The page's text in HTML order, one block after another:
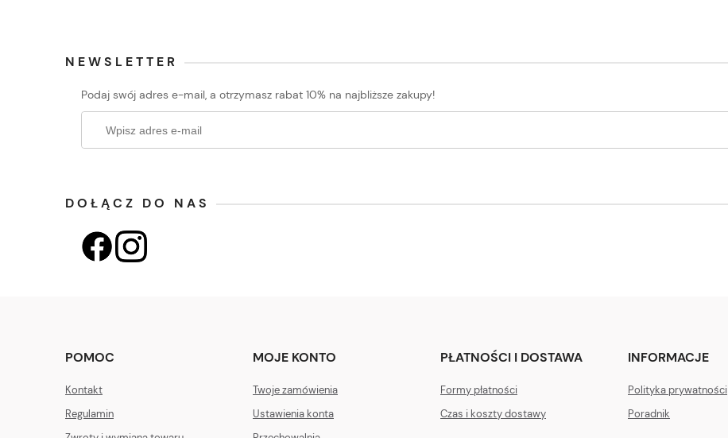
NEWSLETTER
Podaj swój adres e-mail, a otrzymasz rabat 10% na najbliższe zakupy!
DOŁĄCZ DO NAS
POMOC
Kontakt
Regulamin
MOJE KONTO
Twoje zamówienia
Ustawienia konta
PŁATNOŚCI I DOSTAWA
Formy płatności
Czas i koszty dostawy
INFORMACJE
Polityka prywatności
Poradnik